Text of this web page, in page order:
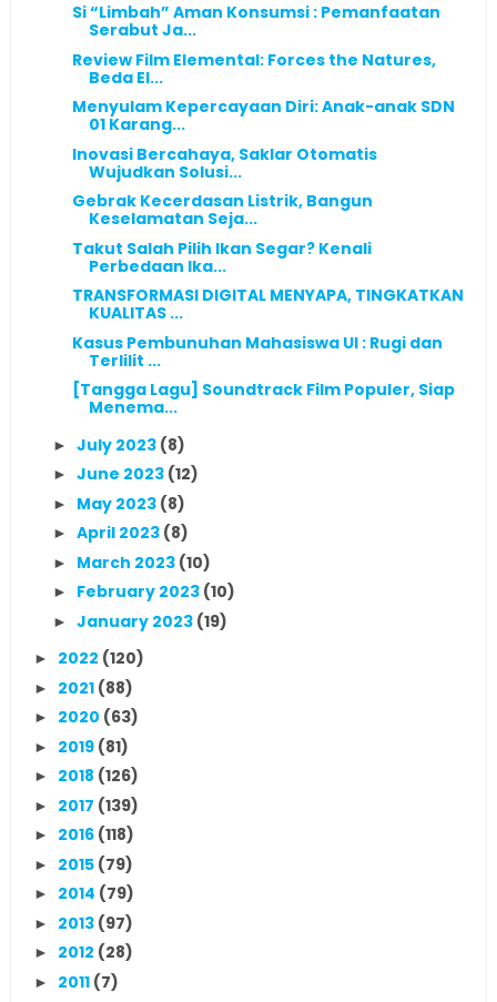
Si “Limbah” Aman Konsumsi : Pemanfaatan
Serabut Ja...
Review Film Elemental: Forces the Natures,
Beda El...
Menyulam Kepercayaan Diri: Anak-anak SDN
01 Karang...
Inovasi Bercahaya, Saklar Otomatis
Wujudkan Solusi...
Gebrak Kecerdasan Listrik, Bangun
Keselamatan Seja...
Takut Salah Pilih Ikan Segar? Kenali
Perbedaan Ika...
TRANSFORMASI DIGITAL MENYAPA, TINGKATKAN
KUALITAS ...
Kasus Pembunuhan Mahasiswa UI : Rugi dan
Terlilit ...
[Tangga Lagu] Soundtrack Film Populer, Siap
Menema...
► July 2023 (8)
► June 2023 (12)
► May 2023 (8)
► April 2023 (8)
► March 2023 (10)
► February 2023 (10)
► January 2023 (19)
► 2022 (120)
► 2021 (88)
► 2020 (63)
► 2019 (81)
► 2018 (126)
► 2017 (139)
► 2016 (118)
► 2015 (79)
► 2014 (79)
► 2013 (97)
► 2012 (28)
► 2011 (7)